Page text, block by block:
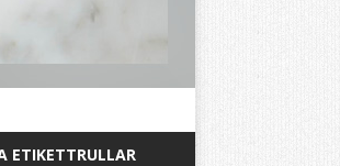
ETIKETTRULLAR